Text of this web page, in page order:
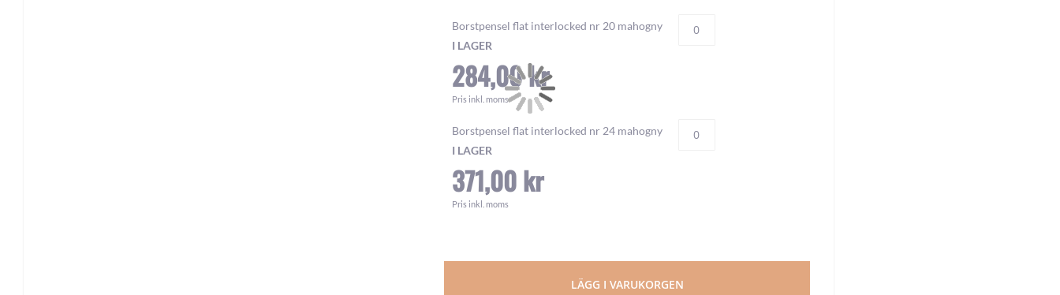
Borstpensel flat interlocked nr 20 mahogny
I LAGER
284,00 kr
Pris inkl. moms
Borstpensel flat interlocked nr 24 mahogny
I LAGER
371,00 kr
Pris inkl. moms
LÄGG I VARUKORGEN